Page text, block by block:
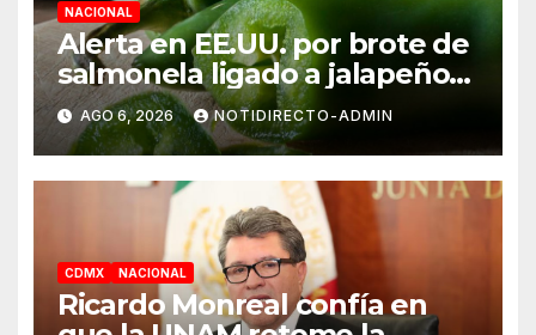
NACIONAL
Alerta en EE.UU. por brote de
salmonela ligado a jalapeños
mexicanos; reportan 345
casos
AGO 6, 2026 NOTIDIRECTO-ADMIN
CDMX NACIONAL
Ricardo Monreal confía en